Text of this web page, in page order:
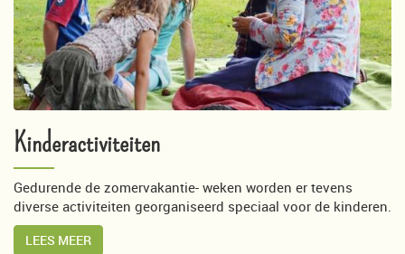
Kinderactiviteiten
Gedurende de zomervakantie- weken worden er tevens
diverse activiteiten georganiseerd speciaal voor de kinderen.
LEES MEER